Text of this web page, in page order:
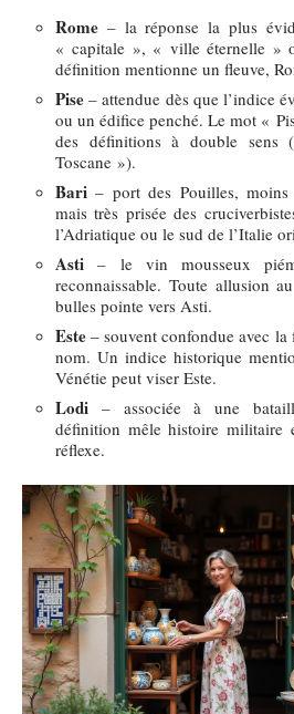
Rome – la réponse la plus
« capitale », « ville éternelle »
définition mentionne un fleuve,
Pise – attendue dès que l’indice
ou un édifice penché. Le mot «
des définitions à double
Toscane »).
Bari – port des Pouilles,
mais très prisée des
l’Adriatique ou le sud de l’Italie
Asti – le vin mousseux
reconnaissable. Toute allusion
bulles pointe vers Asti.
Este – souvent confondue avec
nom. Un indice historique
Vénétie peut viser Este.
Lodi – associée à une
définition mêle histoire
réflexe.